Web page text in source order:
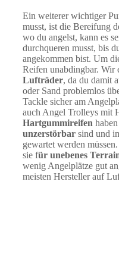
Ein weiterer wichtiger
musst, ist die Bereifung
wo du angelst, kann es
durchqueren musst, bis
angekommen bist. Um
Reifen unabdingbar. Wir
Lufträder, da du damit
oder Sand problemlos
Tackle sicher am
auch Angel Trolleys mit
Hartgummireifen
unzerstörbar sind und
gewartet werden
sie für unebenes
wenig Angelplätze gut
meisten Hersteller auf